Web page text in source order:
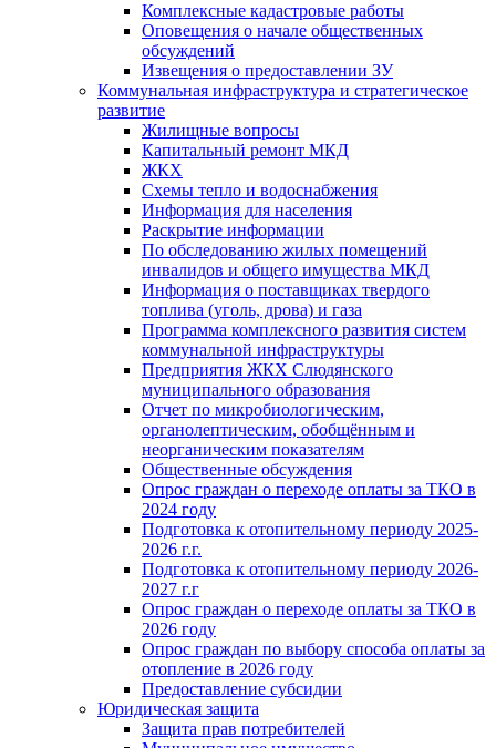
Комплексные кадастровые работы
Оповещения о начале общественных
обсуждений
Извещения о предоставлении ЗУ
Коммунальная инфраструктура и стратегическое
развитие
Жилищные вопросы
Капитальный ремонт МКД
ЖКХ
Схемы тепло и водоснабжения
Информация для населения
Раскрытие информации
По обследованию жилых помещений
инвалидов и общего имущества МКД
Информация о поставщиках твердого
топлива (уголь, дрова) и газа
Программа комплексного развития систем
коммунальной инфраструктуры
Предприятия ЖКХ Слюдянского
муниципального образования
Отчет по микробиологическим,
органолептическим, обобщённым и
неорганическим показателям
Общественные обсуждения
Опрос граждан о переходе оплаты за ТКО в
2024 году
Подготовка к отопительному периоду 2025-
2026 г.г.
Подготовка к отопительному периоду 2026-
2027 г.г
Опрос граждан о переходе оплаты за ТКО в
2026 году
Опрос граждан по выбору способа оплаты за
отопление в 2026 году
Предоставление субсидии
Юридическая защита
Защита прав потребителей